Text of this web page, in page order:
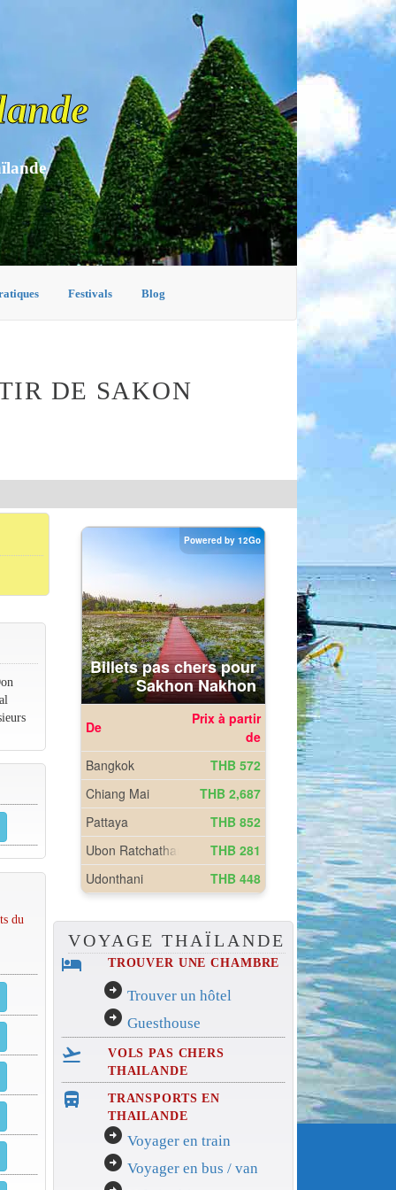
Festivals Blog
DE SAKON
du
VOYAGE THAÏLANDE
hotel TROUVER UNE CHAMBRE
arrow_circle_right Trouver un hôtel
arrow_circle_right Guesthouse
flight_takeoff
VOLS PAS CHERS
THAILANDE
directions_bus_filled
TRANSPORTS EN
THAILANDE
arrow_circle_right Voyager en train
arrow_circle_right Voyager en bus / van